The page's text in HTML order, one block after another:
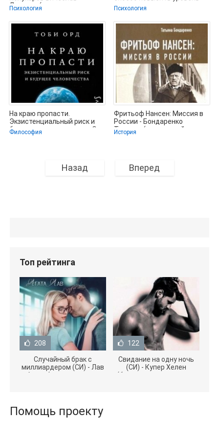
Львович (читаемые книги
Психология
счастья в доме и в жизни -
Психология
На краю пропасти.
Экзистенциальный риск и
будущее человечества - Орд
Философия
Фритьоф Нансен: Миссия в
России - Бондаренко
Татьяна (книги онлайн
полные
История
Назад Вперед
Топ рейтинга
208
Случайный брак с
миллиардером (СИ) - Лав
Агата (полная версия
122
Свидание на одну ночь
(СИ) - Купер Хелен
(бесплатные серии книг
Помощь проекту